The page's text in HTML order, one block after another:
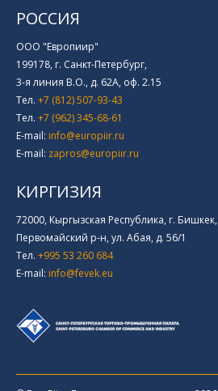
РОССИЯ
ООО "Европиир"
199178, г. Санкт-Петербург,
3-я линия В.О., д. 62А, оф. 2.15
Тел. +7 (812) 507-93-43
Тел. +7 (962) 345-68-61
E-mail: info@europiir.ru
E-mail: zapros@europiir.ru
КИРГИЗИЯ
72000, Кыргызская Республика, г. Бишкек,
Первомайский р-н, ул. Абая, д. 56/1
Тел. +995 53 260 684
E-mail: info@fevek.eu